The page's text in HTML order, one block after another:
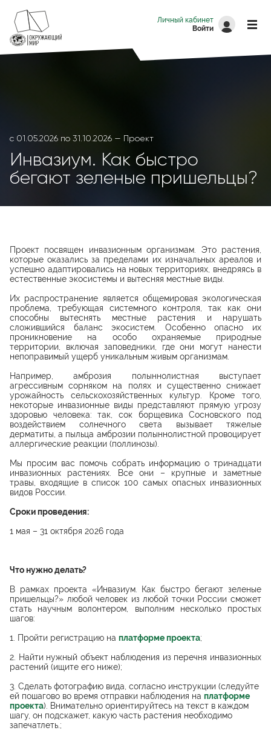
Личный кабинет
Войти
с 01.05.2026 по 31.10.2026 Проект
Инвазиум. Как быстро
бегают зеленые пришельцы?
Проект посвящен инвазионным организмам. Это растения,
которые оказались за пределами их изначальных ареалов и
успешно адаптировались на новых территориях, внедряясь в
естественные экосистемы и вытесняя местные виды.
Их распространение является общемировая экологическая
проблема, требующая системного контроля, так как они
способны вытеснять местные растения и нарушать
сложившийся баланс экосистем. Особенно опасно их
проникновение на особо охраняемые природные
территории, включая заповедники, где они могут нанести
непоправимый ущерб уникальным живым организмам.
Например, амброзия полыннолистная выступает
агрессивным сорняком на полях и существенно снижает
урожайность сельскохозяйственных культур. Кроме того,
некоторые инвазионные виды представляют прямую угрозу
здоровью человека: так, сок борщевика Сосновского под
воздействием солнечного света вызывает тяжелые
дерматиты, а пыльца амброзии полыннолистной провоцирует
аллергические реакции (поллинозы).
Мы просим вас помочь собрать информацию о тринадцати
инвазионных растениях. Все они – крупные и заметные
травы, входящие в список 100 самых опасных инвазионных
видов России.
Сроки проведения:
1 мая – 31 октября 2026 года
Что нужно делать?
В рамках проекта «Инвазиум. Как быстро бегают зеленые
пришельцы?» любой человек из любой точки России сможет
стать научным волонтером, выполним несколько простых
шагов:
1. Пройти регистрацию на платформе проекта;
2. Найти нужный объект наблюдения из перечня инвазионных
растений (ищите его ниже);
3. Сделать фотографию вида, согласно инструкции (следуйте
ей пошагово во время отправки наблюдения на платформе
проекта). Внимательно ориентируйтесь на текст в каждом
шагу, он подскажет, какую часть растения необходимо
запечатлеть.;